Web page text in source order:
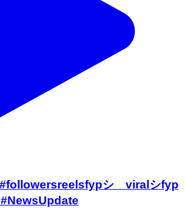
シ゚viralシfyp